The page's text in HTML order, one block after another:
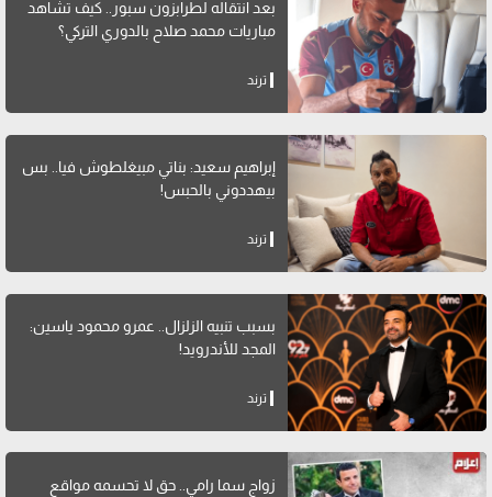
بعد انتقاله لطرابزون سبور.. كيف تشاهد
مباريات محمد صلاح بالدوري التركي؟
ترند
إبراهيم سعيد: بناتي مبيغلطوش فيا.. بس
بيهددوني بالحبس!
ترند
بسبب تنبيه الزلزال.. عمرو محمود ياسين:
المجد للأندرويد!
ترند
زواج سما رامي.. حق لا تحسمه مواقع